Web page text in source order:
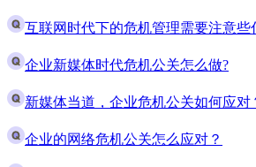
互联网时代下的危机管理需要注意些
企业新媒体时代危机公关怎么做?
新媒体当道，企业危机公关如何应对
企业的网络危机公关怎么应对？